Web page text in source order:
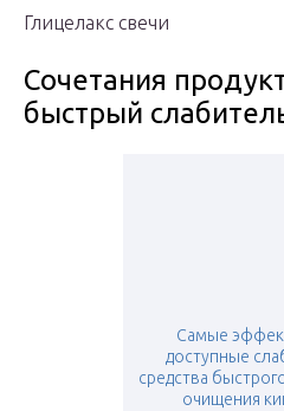
Глицелакс свечи
Сочетания
быстрый
Самые
доступные
средства
очищения